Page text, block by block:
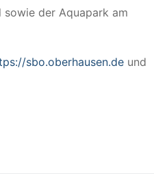
sowie der Aquapark am
sbo.oberhausen.de und